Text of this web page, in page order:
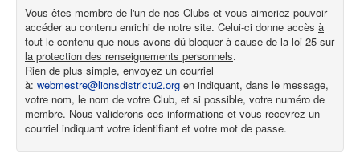
Vous êtes membre de l'un de nos Clubs et vous aimeriez pouvoir
accéder au contenu enrichi de notre site. Celui-ci donne accès à
tout le contenu que nous avons dû bloquer à cause de la loi 25 sur
la protection des renseignements personnels.
Rien de plus simple, envoyez un courriel
à: webmestre@lionsdistrictu2.org en indiquant, dans le message,
votre nom, le nom de votre Club, et si possible, votre numéro de
membre. Nous validerons ces informations et vous recevrez un
courriel indiquant votre identifiant et votre mot de passe.